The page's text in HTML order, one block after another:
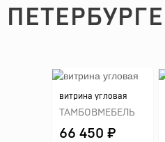
ПЕТЕРБУРГЕ
витрина угловая
ТАМБОВМЕБЕЛЬ
66 450 ₽